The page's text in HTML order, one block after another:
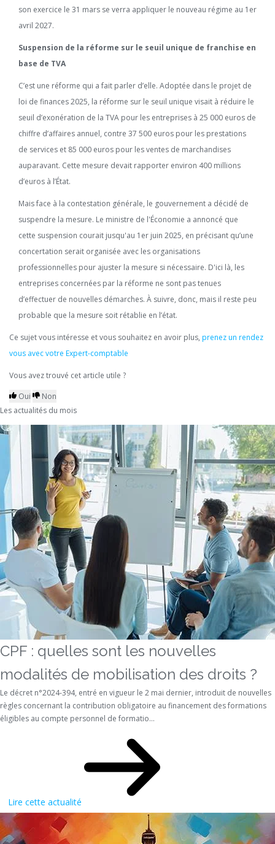
son exercice le 31 mars se verra appliquer le nouveau régime au 1er
avril 2027.
Suspension de la réforme sur le seuil unique de franchise en
base de TVA
C’est une réforme qui a fait parler d’elle. Adoptée dans le projet de
loi de finances 2025, la réforme sur le seuil unique visait à réduire le
seuil d’exonération de la TVA pour les entreprises à 25 000 euros de
chiffre d’affaires annuel, contre 37 500 euros pour les prestations
de services et 85 000 euros pour les ventes de marchandises
auparavant. Cette mesure devait rapporter environ 400 millions
d’euros à l’État.
Mais face à la contestation générale, le gouvernement a décidé de
suspendre la mesure. Le ministre de l'Économie a annoncé que
cette suspension courait jusqu'au 1er juin 2025, en précisant qu’une
concertation serait organisée avec les organisations
professionnelles pour ajuster la mesure si nécessaire. D'ici là, les
entreprises concernées par la réforme ne sont pas tenues
d’effectuer de nouvelles démarches. À suivre, donc, mais il reste peu
probable que la mesure soit rétablie en l’état.
Ce sujet vous intéresse et vous souhaitez en avoir plus, prenez un rendez
vous avec votre Expert-comptable
Vous avez trouvé cet article utile ?
Oui
Non
Les actualités du mois
CPF : quelles sont les nouvelles
modalités de mobilisation des droits ?
Le décret n°2024-394, entré en vigueur le 2 mai dernier, introduit de nouvelles
règles concernant la contribution obligatoire au financement des formations
éligibles au compte personnel de formatio...
Lire cette actualité